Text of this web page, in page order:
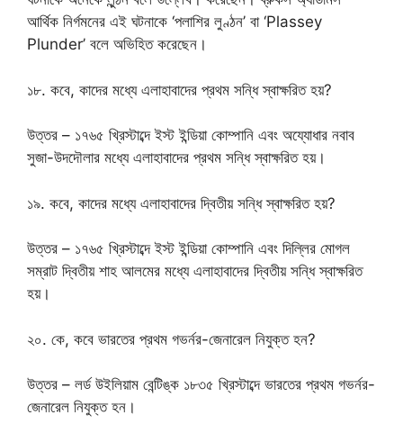
আর্থিক নির্গমনের এই ঘটনাকে ‘পলাশির লুণ্ঠন’ বা ‘Plassey
Plunder’ বলে অভিহিত করেছেন।
১৮. কবে, কাদের মধ্যে এলাহাবাদের প্রথম সন্ধি স্বাক্ষরিত হয়?
উত্তর – ১৭৬৫ খ্রিস্টাব্দে ইস্ট ইন্ডিয়া কোম্পানি এবং অয্যোধার নবাব
সুজা-উদদৌলার মধ্যে এলাহাবাদের প্রথম সন্ধি স্বাক্ষরিত হয়।
১৯. কবে, কাদের মধ্যে এলাহাবাদের দ্বিতীয় সন্ধি স্বাক্ষরিত হয়?
উত্তর – ১৭৬৫ খ্রিস্টাব্দে ইস্ট ইন্ডিয়া কোম্পানি এবং দিল্লির মোগল
সম্রাট দ্বিতীয় শাহ আলমের মধ্যে এলাহাবাদের দ্বিতীয় সন্ধি স্বাক্ষরিত
হয়।
২০. কে, কবে ভারতের প্রথম গভর্নর-জেনারেল নিযুক্ত হন?
উত্তর – লর্ড উইলিয়াম বেন্টিঙ্ক ১৮৩৫ খ্রিস্টাব্দে ভারতের প্রথম গভর্নর-
জেনারেল নিযুক্ত হন।